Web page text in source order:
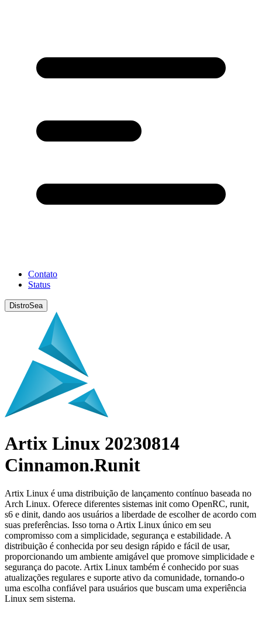
Contato
Status
DistroSea
Artix Linux 20230814
Cinnamon.Runit
Artix Linux é uma distribuição de lançamento contínuo baseada no
Arch Linux. Oferece diferentes sistemas init como OpenRC, runit,
s6 e dinit, dando aos usuários a liberdade de escolher de acordo com
suas preferências. Isso torna o Artix Linux único em seu
compromisso com a simplicidade, segurança e estabilidade. A
distribuição é conhecida por seu design rápido e fácil de usar,
proporcionando um ambiente amigável que promove simplicidade e
segurança do pacote. Artix Linux também é conhecido por suas
atualizações regulares e suporte ativo da comunidade, tornando-o
uma escolha confiável para usuários que buscam uma experiência
Linux sem sistema.